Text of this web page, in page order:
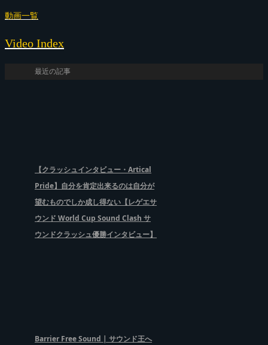
動画一覧
Video Index
最近の記事
【クラッシュインタビュー・Artical
Pride】自分を肯定出来るのは自分が
望むものでしか成し得ない【レゲエサ
ウンド World Cup Sound Clash サ
ウンドクラッシュ優勝インタビュー】
Barrier Free Sound | サウンド王へ